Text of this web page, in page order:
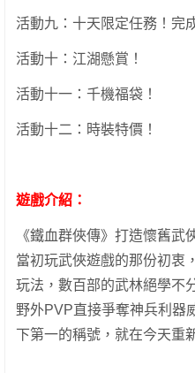
活動九：十天限定任務！完
活動十：江湖懸賞！
活動十一：千機福袋！
活動十二：時裝特價！
遊戲介紹：
《鐵血群俠傳》打造懷舊武
當初玩武俠遊戲的那份初衷
玩法，數百部的武林絕學不
野外PVP直接爭奪神兵利器
下第一的稱號，就在今天重